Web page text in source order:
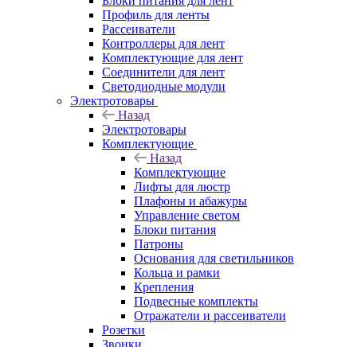
Профиль для ленты
Рассеиватели
Контроллеры для лент
Комплектующие для лент
Соединители для лент
Светодиодные модули
Электротовары
Назад
Электротовары
Комплектующие
Назад
Комплектующие
Лифты для люстр
Плафоны и абажуры
Управление светом
Блоки питания
Патроны
Основания для светильников
Кольца и рамки
Крепления
Подвесные комплекты
Отражатели и рассеиватели
Розетки
Звонки